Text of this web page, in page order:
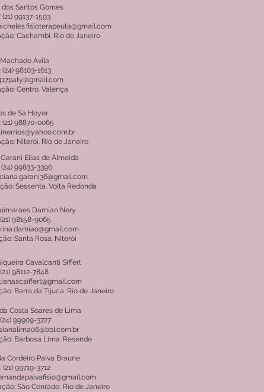
Santos Gomes
99137-1593
Cachambi. Rio de Janeiro
Ávila
98103-1613
Centro. Valença
de Sa Hoyer
98870-0065
Niterói. Rio de Janeiro
Elias de Almeida
99833-3396
Sessenta. Volta Redonda
Damiao Nery
98158-9065
Santa Rosa. Niterói
Cavalcanti Siffert
98112-7848
Barra da Tijuca. Rio de Janeiro
Costa Soares de Lima
99909-3727
Barbosa Lima. Resende
Cordeiro Paiva Braune
99719-3712
São Conrado, Rio de Janeiro